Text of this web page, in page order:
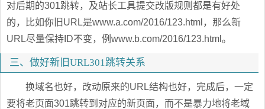
对后期的301跳转，及站长工具提交改版规则都是有好处
的，比如你旧URL是www.a.com/2016/123.html，那么新
URL尽量保持ID不变，例www.b.com/2016/123.html。
三、做好新旧URL301跳转关系
换域名也好，改动原来的URL结构也好，完成后，一定
要将老页面301跳转到对应的新页面，而不是暴力地将老域